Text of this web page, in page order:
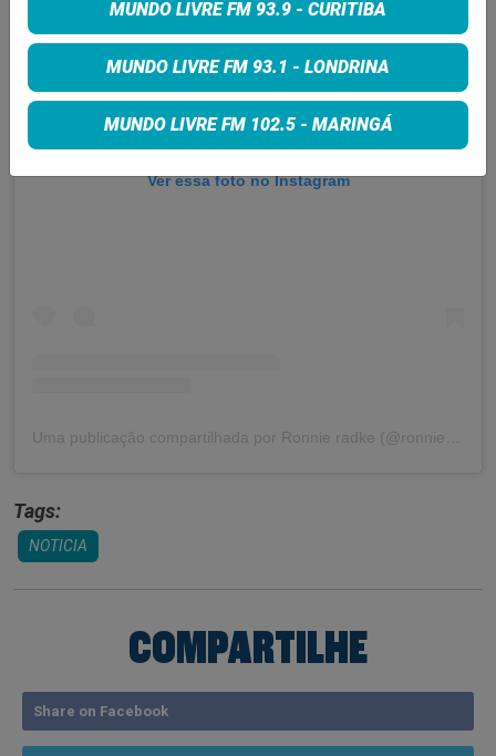
Ver essa foto no Instagram
Tags:
NOTICIA
COMPARTILHE
Share on Facebook
MUNDO LIVRE FM 93.9 - CURITIBA
MUNDO LIVRE FM 93.1 - LONDRINA
MUNDO LIVRE FM 102.5 - MARINGÁ